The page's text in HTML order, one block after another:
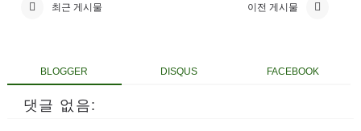
최근 게시물 이전 게시물
BLOGGER DISQUS FACEBOOK
댓글 없음: